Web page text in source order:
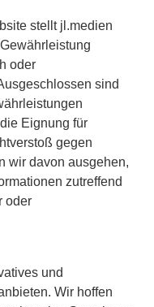
stellt jl.medien
oder
sind
Eignung für
gegen
wir davon ausgehen,
zutreffend
oder
und
Wir hoffen